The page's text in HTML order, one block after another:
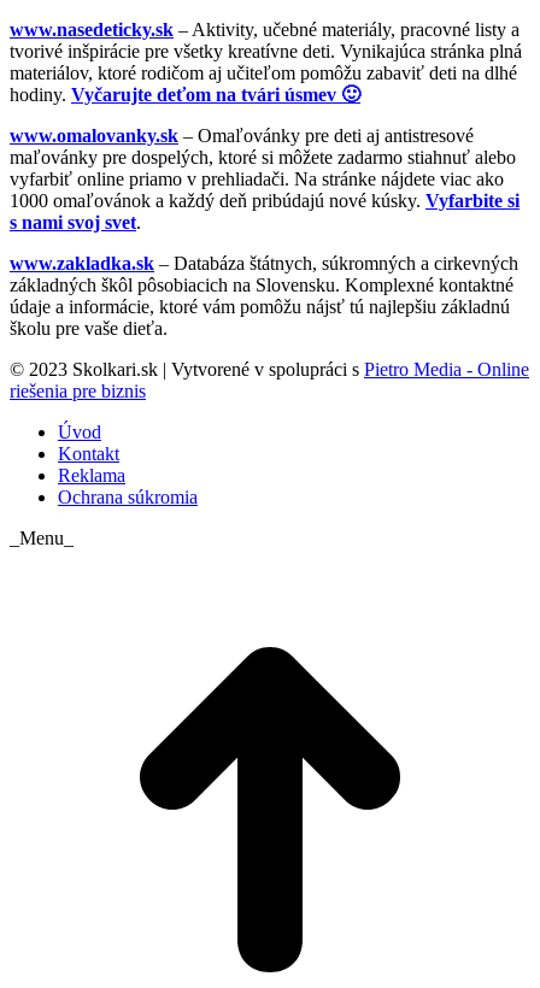
www.nasedeticky.sk – Aktivity, učebné materiály, pracovné listy a
tvorivé inšpirácie pre všetky kreatívne deti. Vynikajúca stránka plná
materiálov, ktoré rodičom aj učiteľom pomôžu zabaviť deti na dlhé
hodiny. Vyčarujte deťom na tvári úsmev 🙂
www.omalovanky.sk – Omaľovánky pre deti aj antistresové
maľovánky pre dospelých, ktoré si môžete zadarmo stiahnuť alebo
vyfarbiť online priamo v prehliadači. Na stránke nájdete viac ako
1000 omaľovánok a každý deň pribúdajú nové kúsky. Vyfarbite si
s nami svoj svet.
www.zakladka.sk – Databáza štátnych, súkromných a cirkevných
základných škôl pôsobiacich na Slovensku. Komplexné kontaktné
údaje a informácie, ktoré vám pomôžu nájsť tú najlepšiu základnú
školu pre vaše dieťa.
© 2023 Skolkari.sk | Vytvorené v spolupráci s Pietro Media - Online
riešenia pre biznis
Úvod
Kontakt
Reklama
Ochrana súkromia
_Menu_